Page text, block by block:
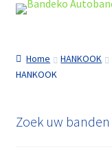
Ga door naar navigatie
Ga naar de inhoud
Informatie
Home HANKOOK
HANKOOK
Zoek uw banden